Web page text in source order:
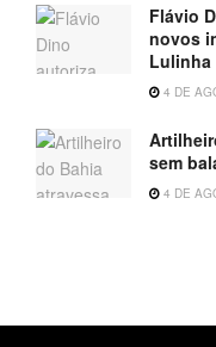
Flávio
novos
Lulinha
4 DE
sem
4 DE